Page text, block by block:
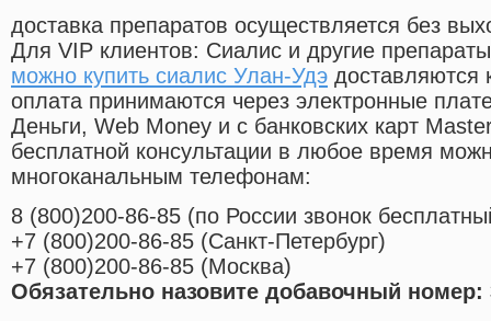
доставка препаратов осуществляется без
Для VIP клиентов: Сиалис и другие
можно купить сиалис Улан-Удэ доставляются
оплата принимаются через электронные
Деньги, Web Money и с банковских карт
бесплатной консультации в любое время
многоканальным телефонам:
8 (800)200-86-85 (по России звонок
+7 (800)200-86-85 (Санкт-Петербург)
+7 (800)200-86-85 (Москва)
Обязательно назовите добавочный номер: